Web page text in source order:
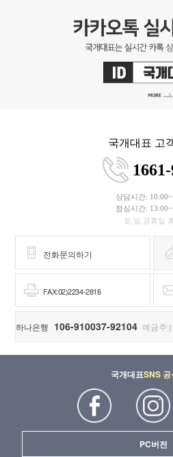
국개대표 고
상담시간:
점심시간:
토,일,공휴일
전화문의하기
FAX:02)2234-2816
하나은행 106-910037-92104 예금주
국개대표SNS 공
PC버전